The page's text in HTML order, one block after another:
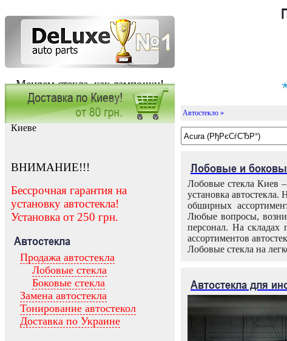
Меняем стекла, как лампочки!
Заказать установку автостекла в
Киеве
ВНИМАНИЕ!!!
Бессрочная гарантия на
установку автостекла!
Установка от 250 грн.
Автостекла
Продажа автостекла
Лобовые стекла
Боковые стекла
Замена автостекла
Тонирование автостекол
Доставка по Украине
Автостекло »
Лобовые и
Лобовые стекла Киев
установка
обширных
Любые вопросы,
персонал. На складах
ассортиментов
Лобовые стекла на
Автостекла для